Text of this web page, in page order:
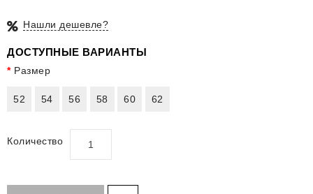
Нашли дешевле?
ДОСТУПНЫЕ ВАРИАНТЫ
Размер
52 54 56 58 60 62
Количество